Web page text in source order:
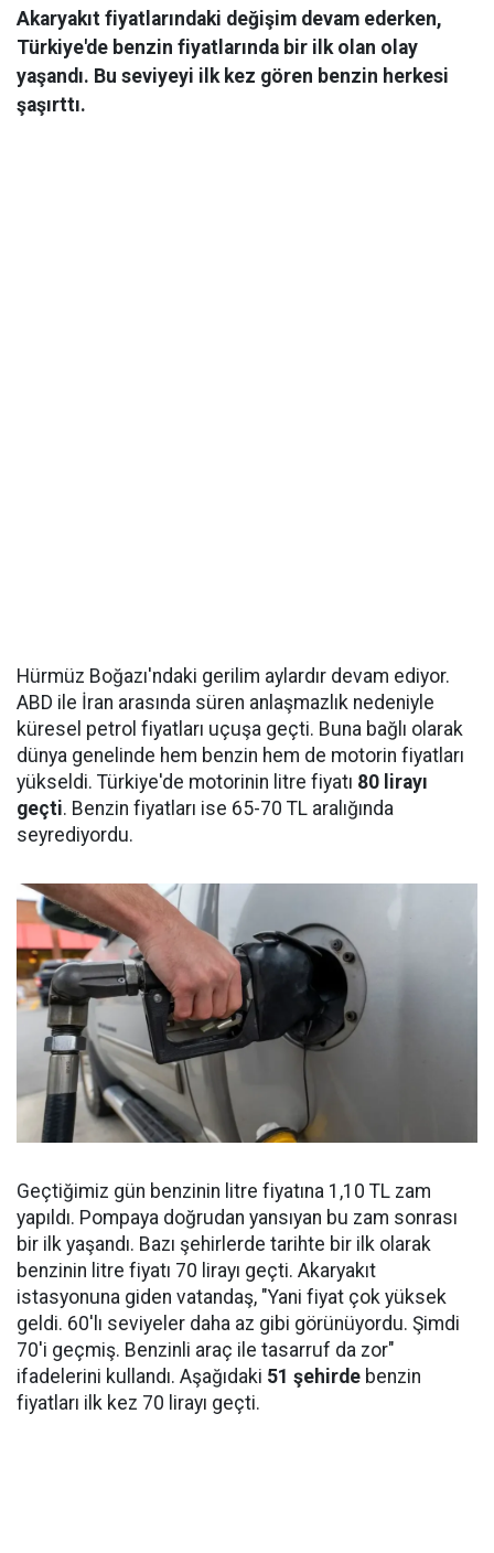
Akaryakıt fiyatlarındaki değişim devam ederken,
Türkiye'de benzin fiyatlarında bir ilk olan olay
yaşandı. Bu seviyeyi ilk kez gören benzin herkesi
şaşırttı.
Hürmüz Boğazı'ndaki gerilim aylardır devam ediyor.
ABD ile İran arasında süren anlaşmazlık nedeniyle
küresel petrol fiyatları uçuşa geçti. Buna bağlı olarak
dünya genelinde hem benzin hem de motorin fiyatları
yükseldi. Türkiye'de motorinin litre fiyatı 80 lirayı
geçti. Benzin fiyatları ise 65-70 TL aralığında
seyrediyordu.
Geçtiğimiz gün benzinin litre fiyatına 1,10 TL zam
yapıldı. Pompaya doğrudan yansıyan bu zam sonrası
bir ilk yaşandı. Bazı şehirlerde tarihte bir ilk olarak
benzinin litre fiyatı 70 lirayı geçti. Akaryakıt
istasyonuna giden vatandaş, "Yani fiyat çok yüksek
geldi. 60'lı seviyeler daha az gibi görünüyordu. Şimdi
70'i geçmiş. Benzinli araç ile tasarruf da zor"
ifadelerini kullandı. Aşağıdaki 51 şehirde benzin
fiyatları ilk kez 70 lirayı geçti.